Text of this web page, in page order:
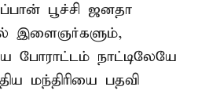
பூச்சி ஜனதா
இளைஞர்களும்,
போராட்டம் நாட்டிலேயே
மந்திரியை பதவி